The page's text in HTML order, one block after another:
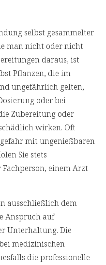
selbst gesammelter
man nicht oder nicht
daraus, ist
Pflanzen, die im
ungefährlich gelten,
oder bei
Zubereitung oder
wirken. Oft
mit ungenießbaren
Sie stets
einem Arzt
ausschließlich dem
Anspruch auf
Unterhaltung. Die
medizinischen
die professionelle